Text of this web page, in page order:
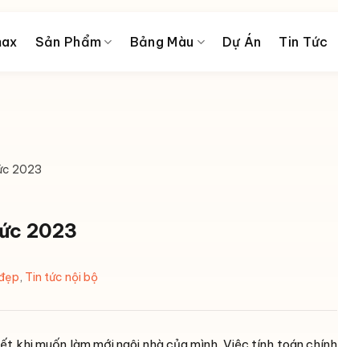
Sản Phẩm Bảng Màu Dự Án Tin Tức
2023
2023
, Tin tức nội bộ